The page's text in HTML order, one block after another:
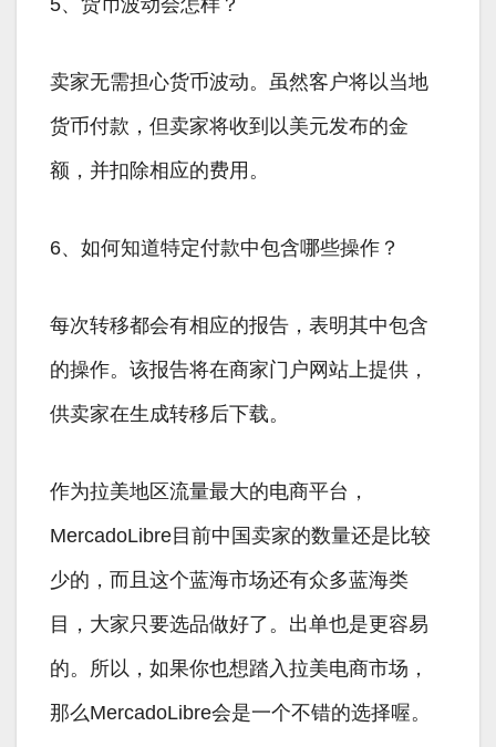
卖家无需担心货币波动。虽然客户将以当地
货币付款，但卖家将收到以美元发布的金
额，并扣除相应的费用。
6、如何知道特定付款中包含哪些操作？
每次转移都会有相应的报告，表明其中包含
的操作。该报告将在商家门户网站上提供，
供卖家在生成转移后下载。
作为拉美地区流量最大的电商平台，
MercadoLibre目前中国卖家的数量还是比较
少的，而且这个蓝海市场还有众多蓝海类
目，大家只要选品做好了。出单也是更容易
的。所以，如果你也想踏入拉美电商市场，
那么MercadoLibre会是一个不错的选择喔。